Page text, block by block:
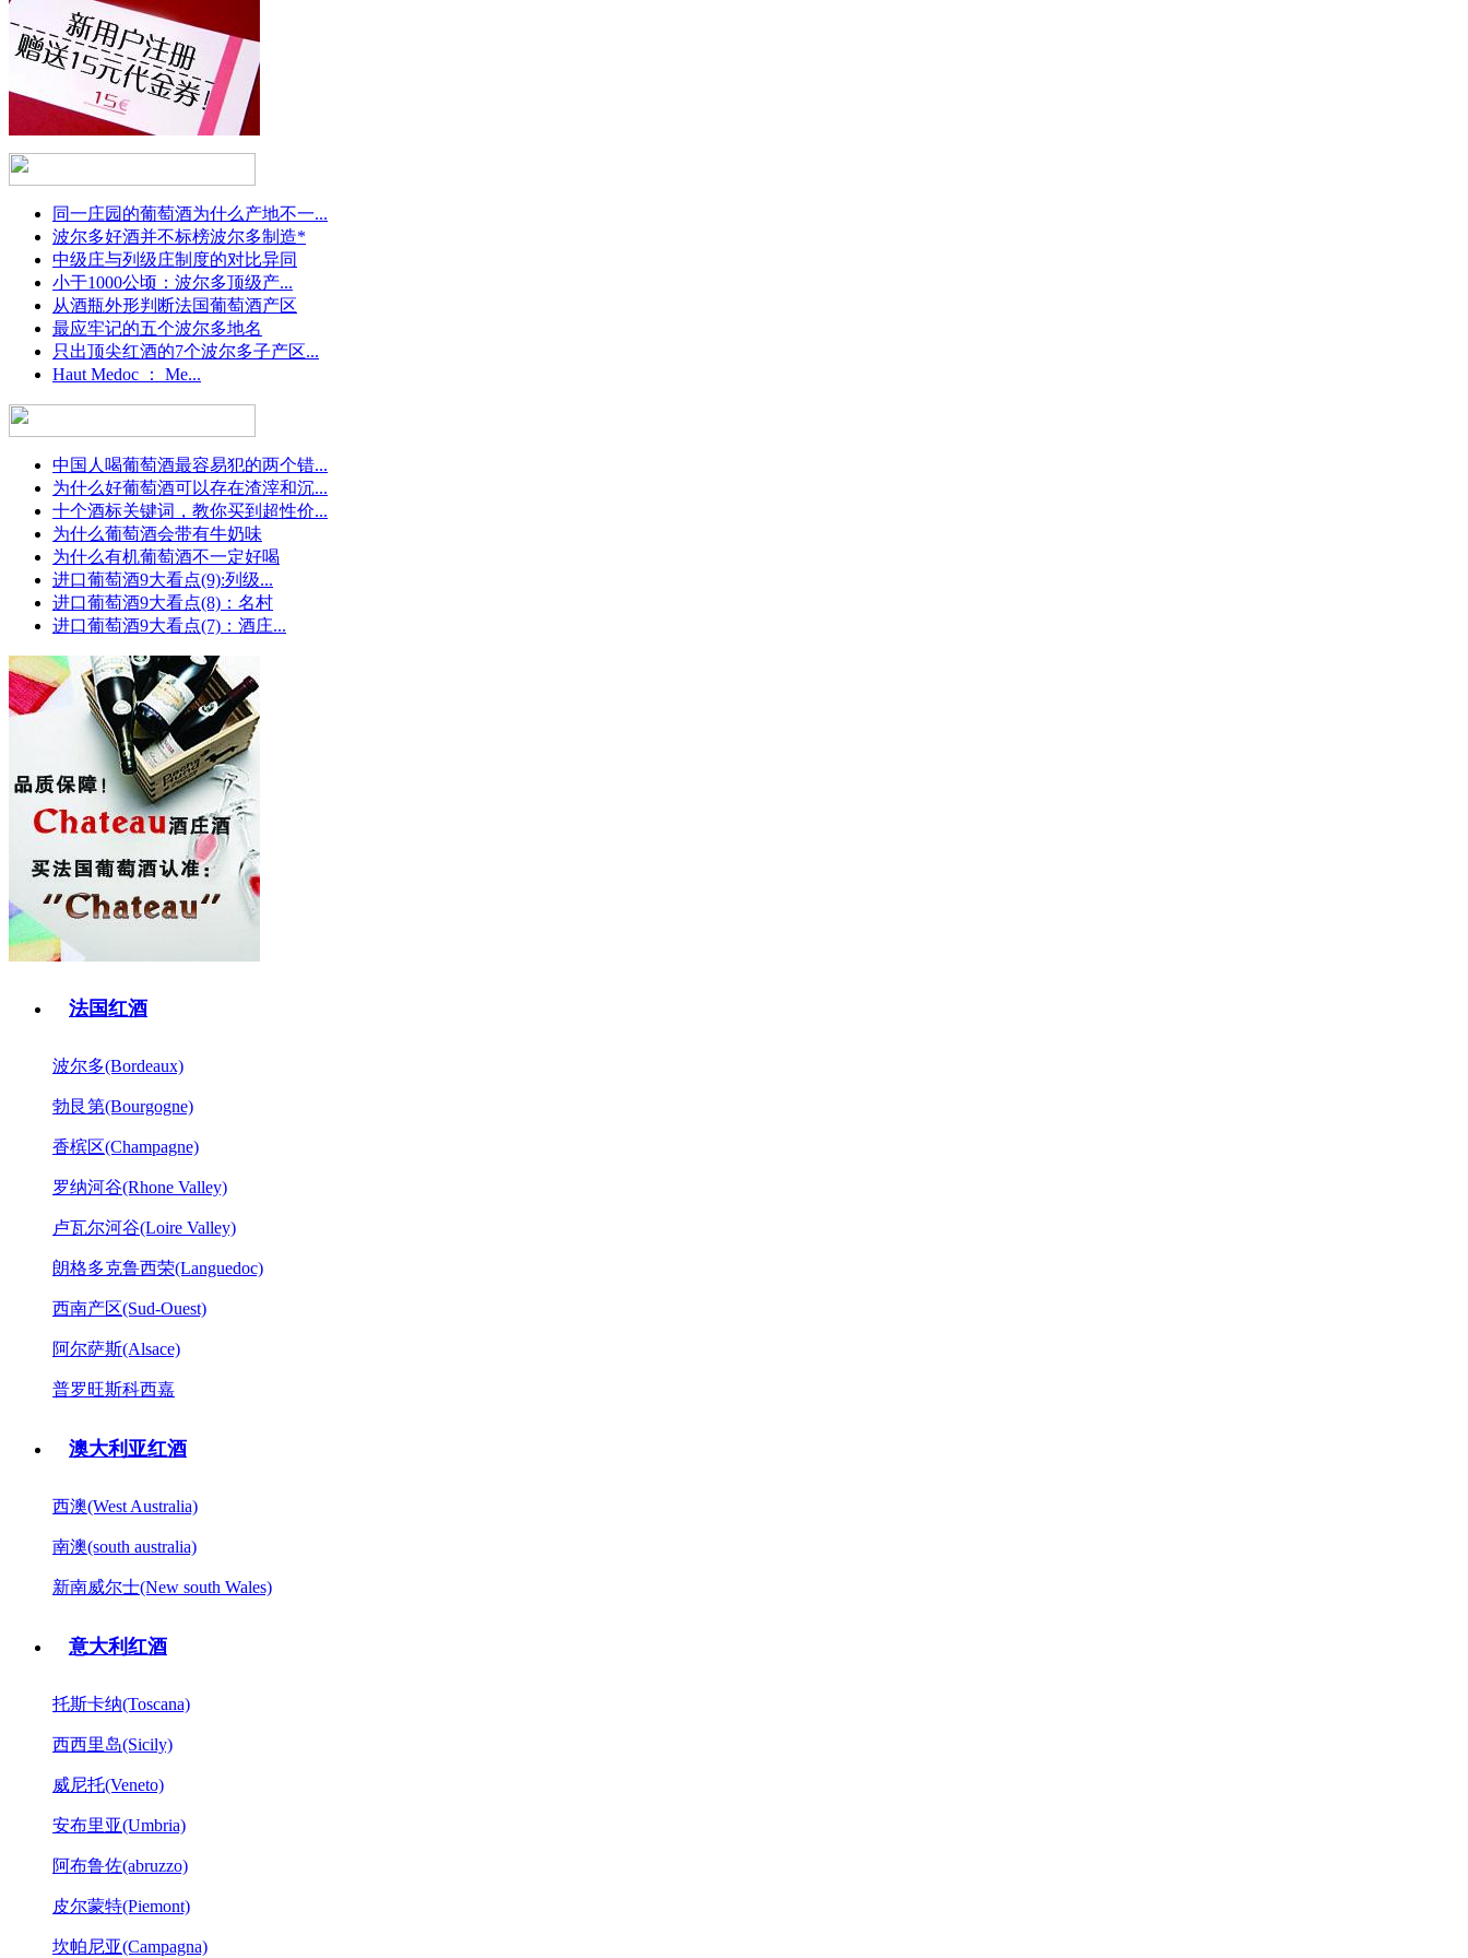
同一庄园的葡萄酒为什么产地不一...
波尔多好酒并不标榜波尔多制造*
中级庄与列级庄制度的对比异同
小于1000公顷：波尔多顶级产...
从酒瓶外形判断法国葡萄酒产区
最应牢记的五个波尔多地名
只出顶尖红酒的7个波尔多子产区...
Haut Medoc ： Me...
中国人喝葡萄酒最容易犯的两个错...
为什么好葡萄酒可以存在渣滓和沉...
十个酒标关键词，教你买到超性价...
为什么葡萄酒会带有牛奶味
为什么有机葡萄酒不一定好喝
进口葡萄酒9大看点(9):列级...
进口葡萄酒9大看点(8)：名村
进口葡萄酒9大看点(7)：酒庄...
法国红酒
波尔多(Bordeaux)
勃艮第(Bourgogne)
香槟区(Champagne)
罗纳河谷(Rhone Valley)
卢瓦尔河谷(Loire Valley)
朗格多克鲁西荣(Languedoc)
西南产区(Sud-Ouest)
阿尔萨斯(Alsace)
普罗旺斯科西嘉
澳大利亚红酒
西澳(West Australia)
南澳(south australia)
新南威尔士(New south Wales)
意大利红酒
托斯卡纳(Toscana)
西西里岛(Sicily)
威尼托(Veneto)
安布里亚(Umbria)
阿布鲁佐(abruzzo)
皮尔蒙特(Piemont)
坎帕尼亚(Campagna)